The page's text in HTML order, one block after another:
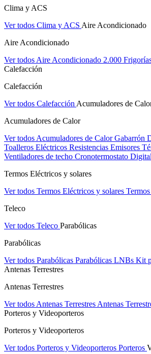
Clima y ACS
Ver todos Clima y ACS Aire Acondicionado
Aire Acondicionado
Ver todos Aire Acondicionado 2.000
Calefacción
Calefacción
Ver todos Calefacción Acumuladores de
Acumuladores de Calor
Ver todos Acumuladores de CalorGabarrón
Toalleros Eléctricos Resistencias Emisores
Ventiladores de techo Cronotermostato Digital
Termos Eléctricos y solares
Ver todos Termos Eléctricos y solares
Teleco
Ver todos Teleco Parabólicas
Parabólicas
Ver todos Parabólicas Parabólicas LNBs Kit
Antenas Terrestres
Antenas Terrestres
Ver todos Antenas Terrestres Antenas
Porteros y Videoporteros
Porteros y Videoporteros
Ver todos Porteros y Videoporteros Porteros